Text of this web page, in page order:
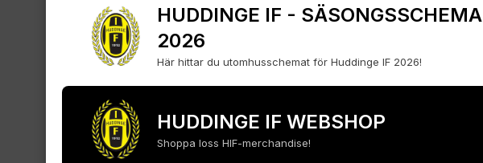
HUDDINGE IF - SÄSONGSSCHEMA
2026
Här hittar du utomhusschemat för Huddinge IF 2026!
HUDDINGE IF WEBSHOP
Shoppa loss HIF-merchandise!